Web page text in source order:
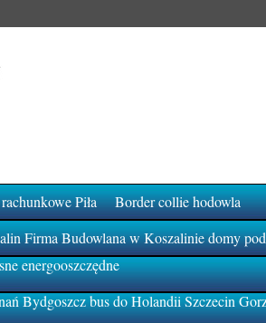
Piła
Border collie hodowla
Firma Budowlana w Koszalinie domy
energooszczędne
Bydgoszcz bus do Holandii Szczecin